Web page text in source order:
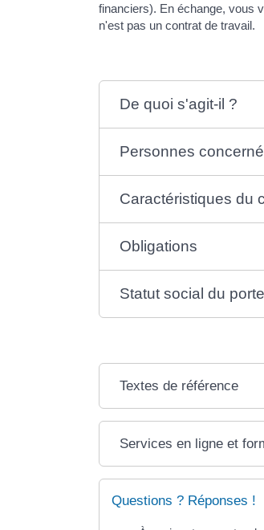
financiers). En échange, vous
n'est pas un contrat de travail.
De quoi s'agit-il ?
Personnes
Caractéristiques du
Obligations
Statut social du
Textes de référence
Services en ligne et
Questions ? Réponses !